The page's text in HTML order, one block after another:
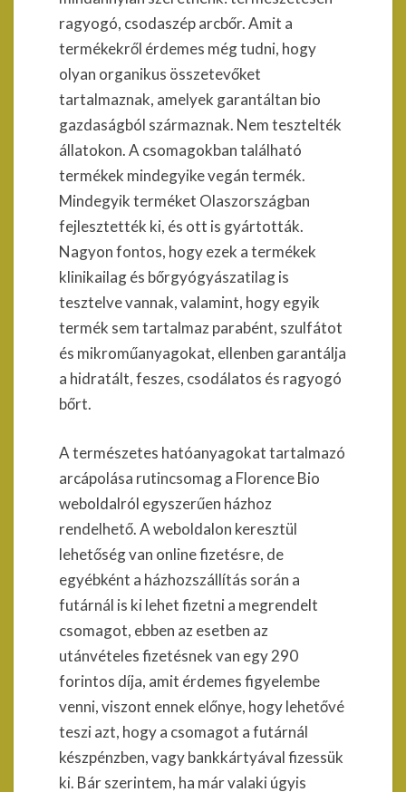
ragyogó, csodaszép arcbőr. Amit a
termékekről érdemes még tudni, hogy
olyan organikus összetevőket
tartalmaznak, amelyek garantáltan bio
gazdaságból származnak. Nem tesztelték
állatokon. A csomagokban található
termékek mindegyike vegán termék.
Mindegyik terméket Olaszországban
fejlesztették ki, és ott is gyártották.
Nagyon fontos, hogy ezek a termékek
klinikailag és bőrgyógyászatilag is
tesztelve vannak, valamint, hogy egyik
termék sem tartalmaz parabént, szulfátot
és mikroműanyagokat, ellenben garantálja
a hidratált, feszes, csodálatos és ragyogó
bőrt.
A természetes hatóanyagokat tartalmazó
arcápolása rutincsomag a Florence Bio
weboldalról egyszerűen házhoz
rendelhető. A weboldalon keresztül
lehetőség van online fizetésre, de
egyébként a házhozszállítás során a
futárnál is ki lehet fizetni a megrendelt
csomagot, ebben az esetben az
utánvételes fizetésnek van egy 290
forintos díja, amit érdemes figyelembe
venni, viszont ennek előnye, hogy lehetővé
teszi azt, hogy a csomagot a futárnál
készpénzben, vagy bankkártyával fizessük
ki. Bár szerintem, ha már valaki úgyis